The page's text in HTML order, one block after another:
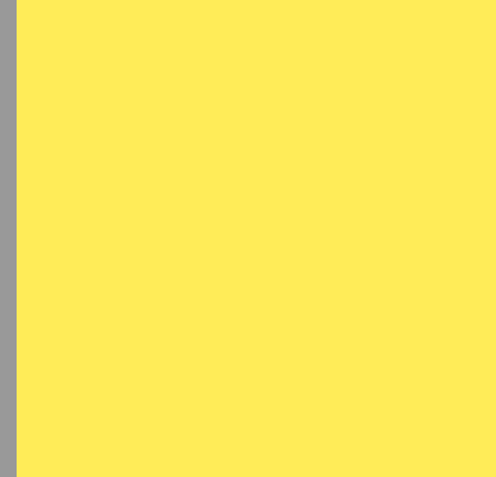
Guy Joosten,
Einladungen führten